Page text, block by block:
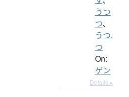
うつ
つ、
うつ.
つ
On:
ゲン
Details ▸